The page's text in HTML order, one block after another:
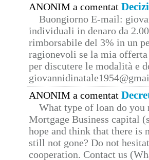
ANONIM a comentat
Buongiorno E-mail:
individuali in denaro da
rimborsabile del 3% in un
ragionevoli se la mia
per discutere le modalità e
ANONIM a comentat
What type of loan do you
Mortgage Business capital
hope and think that there is
still not gone? Do not
cooperation. Contact us